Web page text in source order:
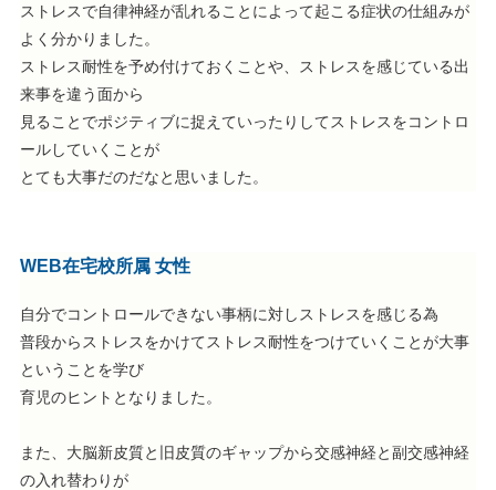
ストレスで自律神経が乱れることによって起こる症状の仕組みが
よく分かりました。
ストレス耐性を予め付けておくことや、ストレスを感じている出
来事を違う面から
見ることでポジティブに捉えていったりしてストレスをコントロ
ールしていくことが
とても大事だのだなと思いました。
WEB在宅校所属 女性
自分でコントロールできない事柄に対しストレスを感じる為
普段からストレスをかけてストレス耐性をつけていくことが大事
ということを学び
育児のヒントとなりました。
また、大脳新皮質と旧皮質のギャップから交感神経と副交感神経
の入れ替わりが